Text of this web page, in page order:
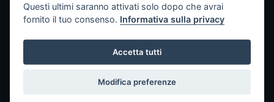
Corpi che parlano, oggetti e spazi
che si trasformano: intervista al
collettivo TAC
Questi ultimi saranno attivati solo dopo che avrai
fornito il tuo consenso. Informativa sulla privacy
Accetta tutti
Modifica preferenze